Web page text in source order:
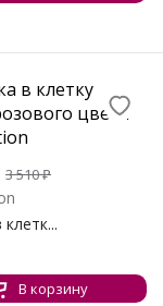
3 510₽
В корзину